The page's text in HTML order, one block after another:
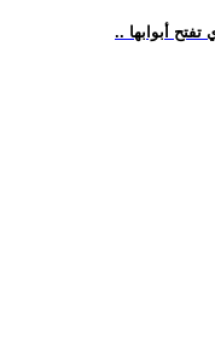
أبوابها